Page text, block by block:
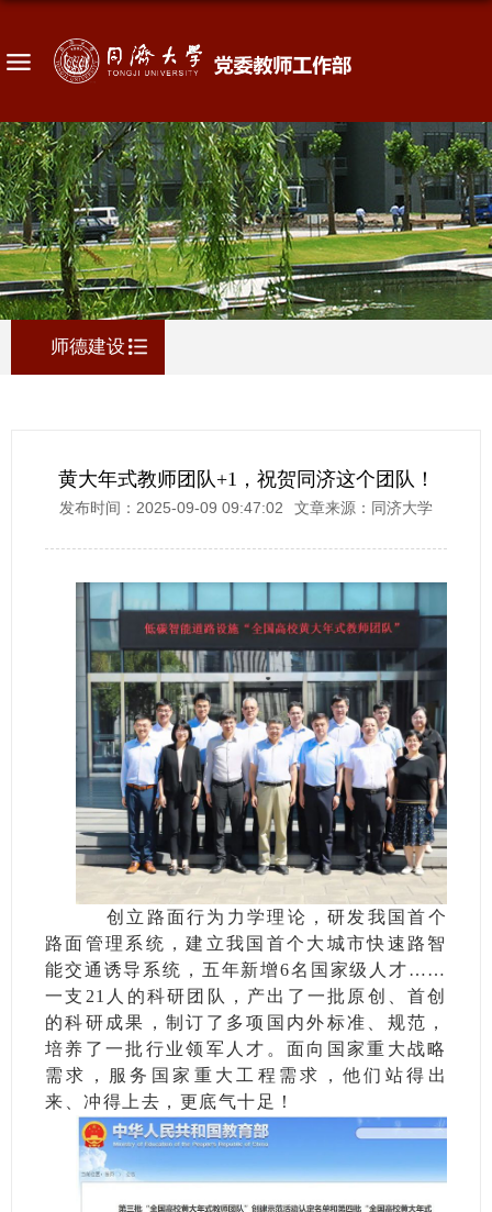
师德建设
黄大年式教师团队+1，祝贺同济这个团队！
发布时间：2025-09-09 09:47:02 文章来源：同济大学
创立路面行为力学理论，研发我国首个
路面管理系统，建立我国首个大城市快速路智
能交通诱导系统，五年新增6名国家级人才……
一支21人的科研团队，产出了一批原创、首创
的科研成果，制订了多项国内外标准、规范，
培养了一批行业领军人才。面向国家重大战略
需求，服务国家重大工程需求，他们站得出
来、冲得上去，更底气十足！